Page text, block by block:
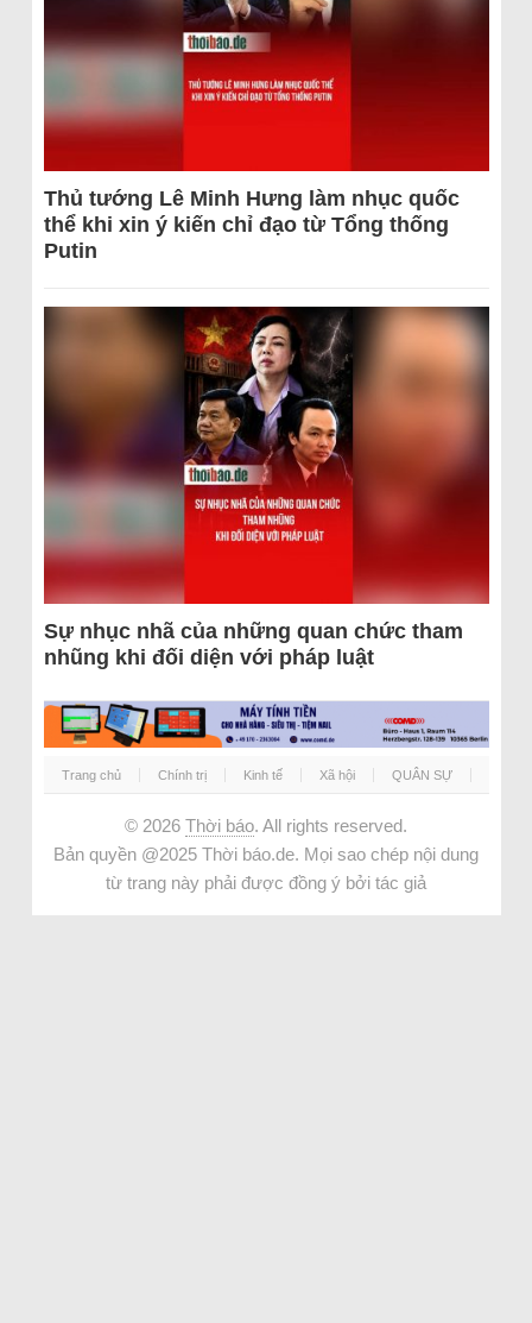
Thủ tướng Lê Minh Hưng làm nhục quốc
thể khi xin ý kiến chỉ đạo từ Tổng thống
Putin
Sự nhục nhã của những quan chức tham
nhũng khi đối diện với pháp luật
Trang chủ Chính trị Kinh tế Xã hội QUÂN SỰ
© 2026 Thời báo. All rights reserved.
Bản quyền @2025 Thời báo.de. Mọi sao chép nội dung
từ trang này phải được đồng ý bởi tác giả